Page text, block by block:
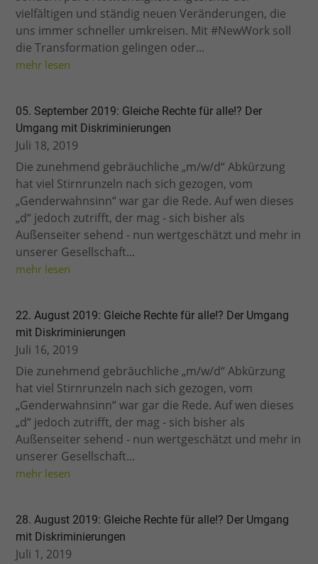
vielfältigen und ständig neuen Veränderungen, die
uns immer schneller umkreisen. Mit #NewWork soll
die Transformation gelingen oder...
mehr lesen
05. September 2019: Gleiche Rechte für alle!? Der
Umgang mit Diskriminierungen
Juli 18, 2019
Die zunehmend gebräuchliche „m/w/d“ Abkürzung
hat viel Stirnrunzeln nach sich gezogen, vom
„Genderwahnsinn“ war gar die Rede. Auf wen dieses
„d“ jedoch zutrifft, der mag - sich bisher als
Außenseiter sehend - nun wertgeschätzt und mehr in
unserer Gesellschaft...
mehr lesen
22. August 2019: Gleiche Rechte für alle!? Der Umgang
mit Diskriminierungen
Juli 16, 2019
Die zunehmend gebräuchliche „m/w/d“ Abkürzung
hat viel Stirnrunzeln nach sich gezogen, vom
„Genderwahnsinn“ war gar die Rede. Auf wen dieses
„d“ jedoch zutrifft, der mag - sich bisher als
Außenseiter sehend - nun wertgeschätzt und mehr in
unserer Gesellschaft...
mehr lesen
28. August 2019: Gleiche Rechte für alle!? Der Umgang
mit Diskriminierungen
Juli 1, 2019